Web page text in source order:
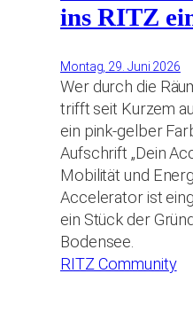
ins RITZ
Montag, 29. Juni 2026
Wer durch die
trifft seit Kurzem
ein pink-gelber
Aufschrift „Dein
Mobilität und
Accelerator ist
ein Stück der
Bodensee.
RITZ Community